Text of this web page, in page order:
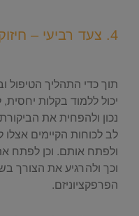
4. צעד רביעי – חיזוק ופיתוח כוחות בהווה
תוך כדי התהליך
יכול ללמוד בקלות
נכון ולהפחית את
לב לכוחות הקיימים אצלו
ולפתח אותם. וכן לפתח
וכך ולהרגיע את הצורך
הפרפקציוניזם.